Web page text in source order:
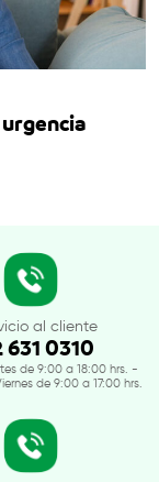
al cliente
631 0310
de 9:00 a 18:00 hrs. -
de 9:00 a 17:00 hrs.